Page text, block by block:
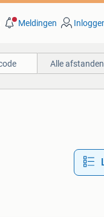
Meldingen
Alle